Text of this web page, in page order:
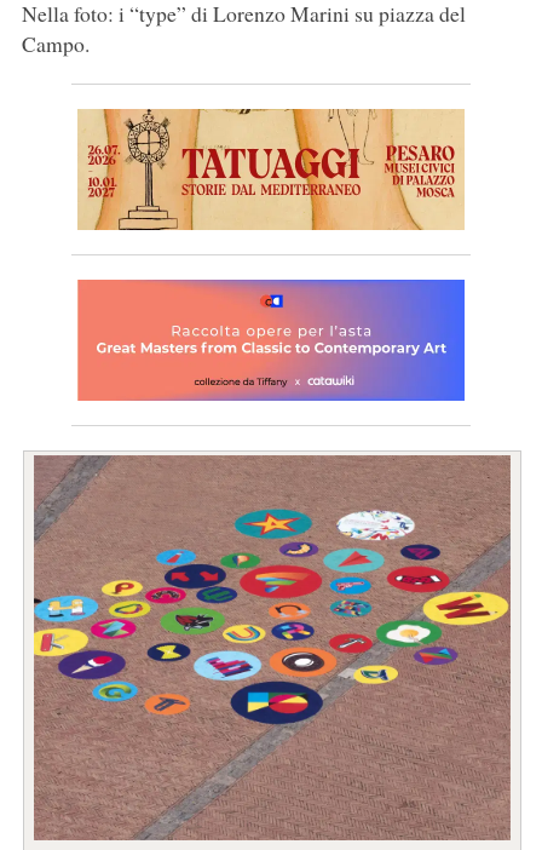
Nella foto: i “type” di Lorenzo Marini su piazza del
Campo.